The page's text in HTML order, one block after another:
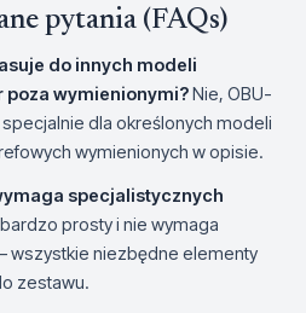
pytania (FAQs)
do innych modeli
wymienionymi?Nie, OBU-
dla określonych modeli
wymienionych w opisie.
specjalistycznych
prosty i nie wymaga
wszystkie niezbędne elementy
zestawu.